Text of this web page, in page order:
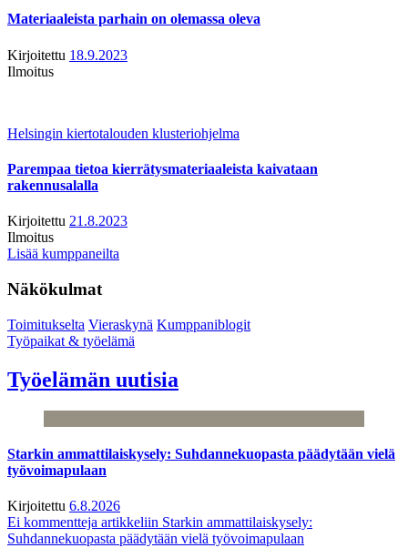
Materiaaleista parhain on olemassa oleva
Kirjoitettu 18.9.2023
Ilmoitus
Helsingin kiertotalouden klusteriohjelma
Parempaa tietoa kierrätysmateriaaleista kaivataan
rakennusalalla
Kirjoitettu 21.8.2023
Ilmoitus
Lisää kumppaneilta
Näkökulmat
Toimitukselta Vieraskynä Kumppaniblogit
Työpaikat & työelämä
Työelämän uutisia
Starkin ammattilaiskysely: Suhdannekuopasta päädytään vielä
työvoimapulaan
Kirjoitettu 6.8.2026
Ei kommentteja artikkeliin Starkin ammattilaiskysely:
Suhdannekuopasta päädytään vielä työvoimapulaan